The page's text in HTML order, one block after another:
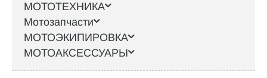
МОТОТЕХНИКА
Мотозапчасти
МОТОЭКИПИРОВКА
МОТОАКСЕССУАРЫ